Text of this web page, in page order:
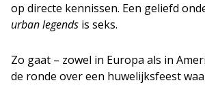
op directe kennissen. Een geliefd
urban legends is seks.
Zo gaat – zowel in Europa als in
de ronde over een huwelijksfeest